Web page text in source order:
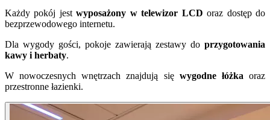
Każdy pokój jestwyposażony w telewizor LCD oraz dostęp do
bezprzewodowego internetu.
Dla wygody gości, pokoje zawierają zestawy do przygotowania
kawy i herbaty.
W nowoczesnych wnętrzach znajdują się wygodne łóżka oraz
przestronne łazienki.